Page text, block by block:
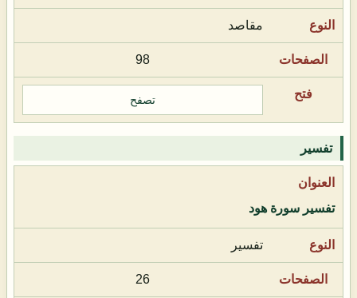
مقاصد
98
تصفح
تفسير
تفسير سورة هود
تفسير
26